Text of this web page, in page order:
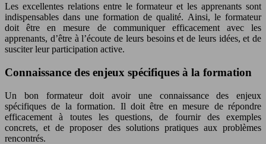
Les excellentes relations entre le formateur et les apprenants sont
indispensables dans une formation de qualité. Ainsi, le formateur
doit être en mesure de communiquer efficacement avec les
apprenants, d’être à l’écoute de leurs besoins et de leurs idées, et de
susciter leur participation active.
Connaissance des enjeux spécifiques à la formation
Un bon formateur doit avoir une connaissance des enjeux
spécifiques de la formation. Il doit être en mesure de répondre
efficacement à toutes les questions, de fournir des exemples
concrets, et de proposer des solutions pratiques aux problèmes
rencontrés.